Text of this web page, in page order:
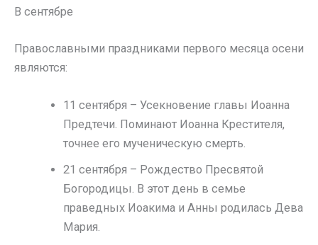
В сентябре
Православными праздниками первого месяца осени
являются:
11 сентября – Усекновение главы Иоанна
Предтечи. Поминают Иоанна Крестителя,
точнее его мученическую смерть.
21 сентября – Рождество Пресвятой
Богородицы. В этот день в семье
праведных Иоакима и Анны родилась Дева
Мария.